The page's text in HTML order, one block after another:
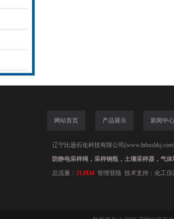
网站首页 产品展示 新闻中心
辽宁比逊石化科技有限公司
防静电采样绳，采样钢瓶，土壤采样器，气
总流量： 212034 管理登陆 技术支持： 化工仪